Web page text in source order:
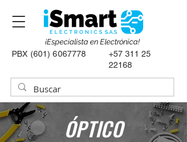
PBX (601) 6067778
+57 311 25
22168
¡Especialista en Electrónica!
ÓPTICO